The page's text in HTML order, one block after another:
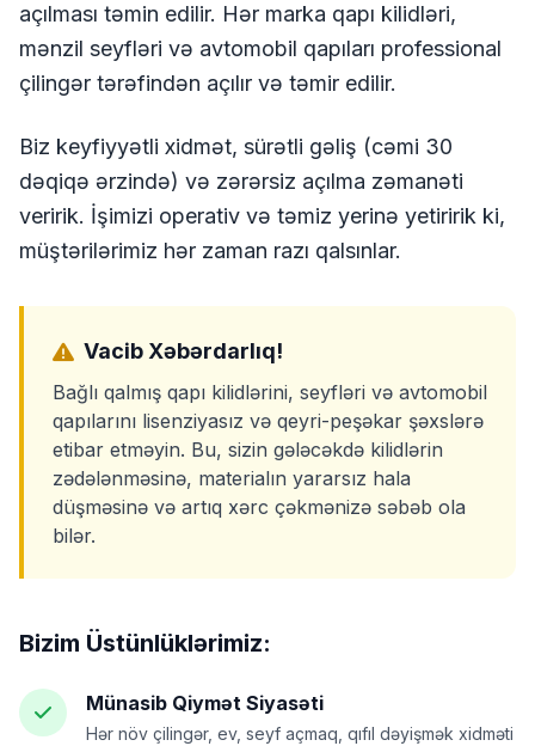
açılması təmin edilir. Hər marka qapı kilidləri,
mənzil seyfləri və avtomobil qapıları professional
çilingər tərəfindən açılır və təmir edilir.
Biz keyfiyyətli xidmət, sürətli gəliş (cəmi 30
dəqiqə ərzində) və zərərsiz açılma zəmanəti
veririk. İşimizi operativ və təmiz yerinə yetiririk ki,
müştərilərimiz hər zaman razı qalsınlar.
Vacib Xəbərdarlıq!
Bağlı qalmış qapı kilidlərini, seyfləri və avtomobil
qapılarını lisenziyasız və qeyri-peşəkar şəxslərə
etibar etməyin. Bu, sizin gələcəkdə kilidlərin
zədələnməsinə, materialın yararsız hala
düşməsinə və artıq xərc çəkmənizə səbəb ola
bilər.
Bizim Üstünlüklərimiz:
Münasib Qiymət Siyasəti
Hər növ çilingər, ev, seyf açmaq, qıfıl dəyişmək xidməti